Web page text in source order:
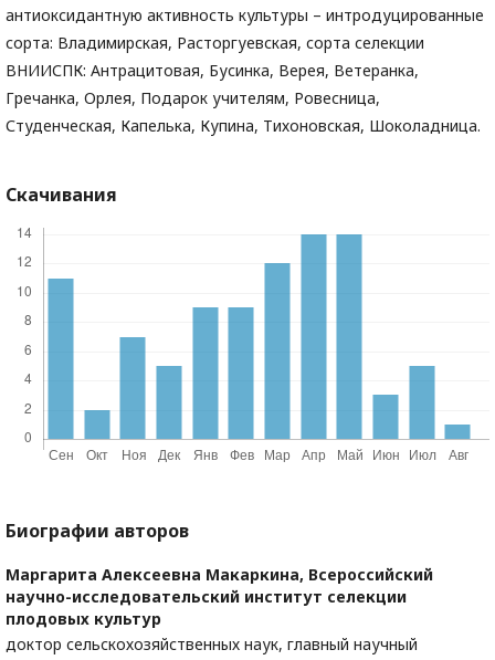
антиоксидантную активность культуры – интродуцированные
сорта: Владимирская, Расторгуевская, сорта селекции
ВНИИСПК: Антрацитовая, Бусинка, Верея, Ветеранка,
Гречанка, Орлея, Подарок учителям, Ровесница,
Студенческая, Капелька, Купина, Тихоновская, Шоколадница.
Скачивания
Биографии авторов
Маргарита Алексеевна Макаркина, Всероссийский
научно-исследовательский институт селекции
плодовых культур
доктор сельскохозяйственных наук, главный научный